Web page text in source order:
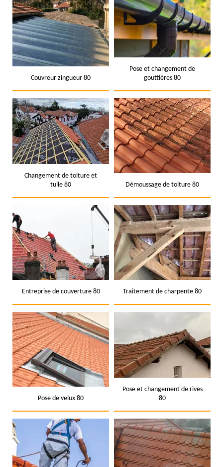
Couvreur zingueur 80
Pose et changement de
gouttières 80
Changement de toiture et
tuile 80
Démoussage de toiture 80
Entreprise de couverture 80 Traitement de charpente 80
Pose de velux 80
Pose et changement de rives
80